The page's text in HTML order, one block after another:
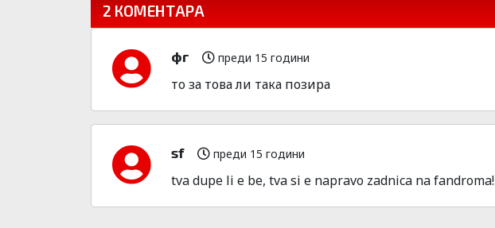
2 КОМЕНТАРА
фг преди 15 години
то за това ли така позира
sf преди 15 години
tva dupe li e be, tva si e napravo zadnica na fandroma!